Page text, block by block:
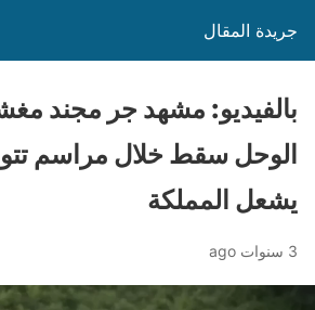
جريدة المقال
بالفيديو: مشهد جر مجند
الوحل سقط خلال مراسم
يشعل المملكة
3 سنوات ago